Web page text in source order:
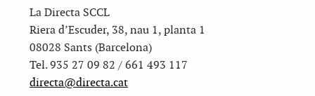
La Directa SCCL
Riera d’Escuder, 38, nau 1, planta 1
08028 Sants (Barcelona)
Tel. 935 27 09 82 / 661 493 117
directa@directa.cat